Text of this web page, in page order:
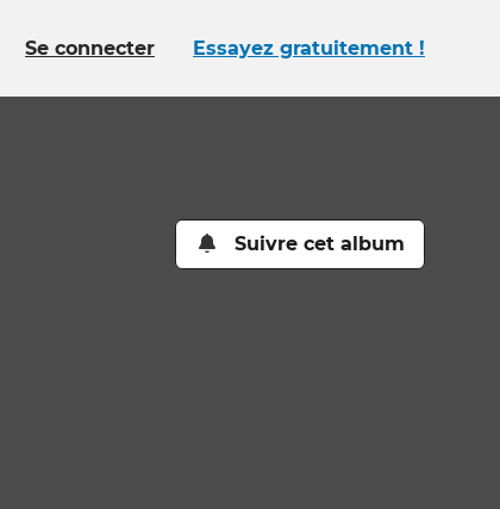
Se connecter Essayez gratuitement !
Suivre cet album